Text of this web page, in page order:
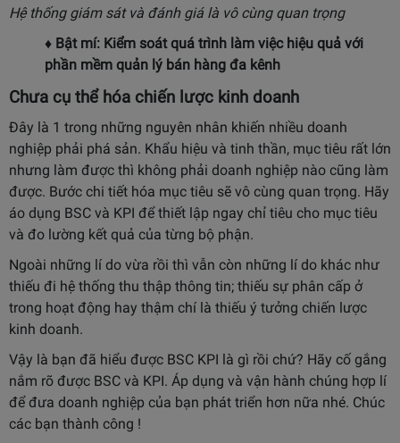
Hệ thống giám sát và đánh giá là vô cùng quan trọng
♦ Bật mí: Kiểm soát quá trình làm việc hiệu quả với
phần mềm quản lý bán hàng đa kênh
Chưa cụ thể hóa chiến lược kinh doanh
Đây là 1 trong những nguyên nhân khiến nhiều doanh
nghiệp phải phá sản. Khẩu hiệu và tinh thần, mục tiêu rất lớn
nhưng làm được thì không phải doanh nghiệp nào cũng làm
được. Bước chi tiết hóa mục tiêu sẽ vô cùng quan trọng. Hãy
áo dụng BSC và KPI để thiết lập ngay chỉ tiêu cho mục tiêu
và đo lường kết quả của từng bộ phận.
Ngoài những lí do vừa rồi thì vẫn còn những lí do khác như
thiếu đi hệ thống thu thập thông tin; thiếu sự phân cấp ở
trong hoạt động hay thậm chí là thiếu ý tưởng chiến lược
kinh doanh.
Vậy là bạn đã hiểu được BSC KPI là gì rồi chứ? Hãy cố gắng
nắm rõ được BSC và KPI. Áp dụng và vận hành chúng hợp lí
để đưa doanh nghiệp của bạn phát triển hơn nữa nhé. Chúc
các bạn thành công !